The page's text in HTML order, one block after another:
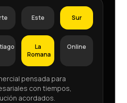
Este Sur
La
Romana
Online
pensada para
con tiempos,
acordados.